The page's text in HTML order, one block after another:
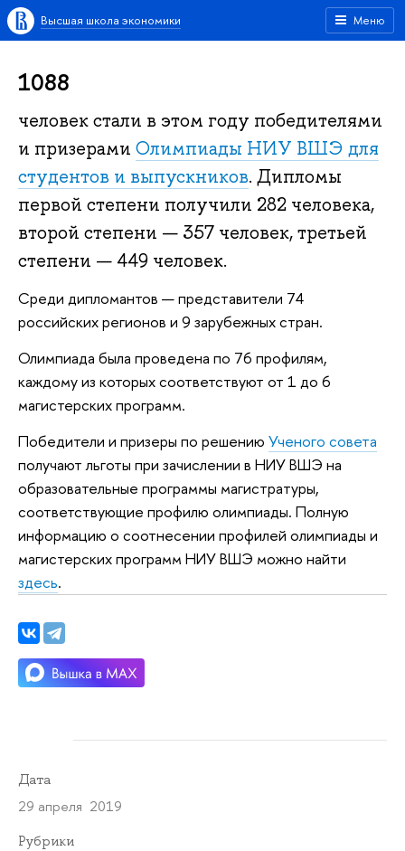
Меню
Высшая школа экономики
1088
человек стали в этом году победителями
и призерами Олимпиады НИУ ВШЭ для
студентов и выпускников. Дипломы
первой степени получили 282 человека,
второй степени — 357 человек, третьей
степени — 449 человек.
Среди дипломантов — представители 74
российских регионов и 9 зарубежных стран.
Олимпиада была проведена по 76 профилям,
каждому из которых соответствуют от 1 до 6
магистерских программ.
Победители и призеры по решению Ученого совета
получают льготы при зачислении в НИУ ВШЭ на
образовательные программы магистратуры,
соответствующие профилю олимпиады. Полную
информацию о соотнесении профилей олимпиады и
магистерских программ НИУ ВШЭ можно найти
здесь.
Дата
29 апреля 2019
Рубрики